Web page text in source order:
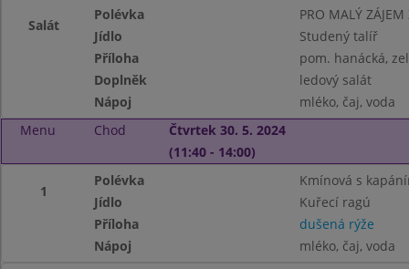
Salát
Polévka
PRO MALÝ
Jídlo
Studený talíř
Příloha
pom. hanácká,
Doplněk
ledový salát
Nápoj
mléko, čaj, voda
Menu
Chod
Čtvrtek 30. 5. 2024
(11:40 - 14:00)
1
Polévka
Kmínová s
Jídlo
Kuřecí ragú
Příloha
dušená rýže
Nápoj
mléko, čaj, voda